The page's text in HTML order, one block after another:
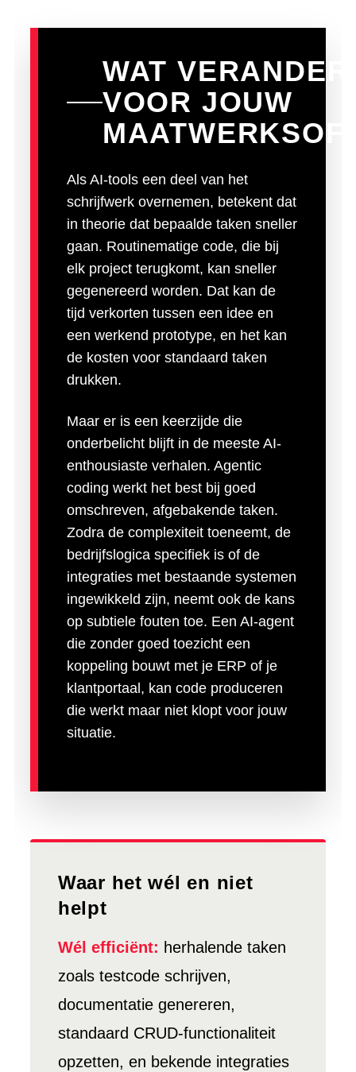
WAT
VOOR JOUW
Als AI-tools een deel van het
schrijfwerk overnemen, betekent dat
in theorie dat bepaalde taken sneller
gaan. Routinematige code, die bij
elk project terugkomt, kan sneller
gegenereerd worden. Dat kan de
tijd verkorten tussen een idee en
een werkend prototype, en het kan
de kosten voor standaard taken
drukken.
Maar er is een keerzijde die
onderbelicht blijft in de meeste AI-
enthousiaste verhalen. Agentic
coding werkt het best bij goed
omschreven, afgebakende taken.
Zodra de complexiteit toeneemt, de
bedrijfslogica specifiek is of de
integraties met bestaande systemen
ingewikkeld zijn, neemt ook de kans
op subtiele fouten toe. Een AI-agent
die zonder goed toezicht een
koppeling bouwt met je ERP of je
klantportaal, kan code produceren
die werkt maar niet klopt voor jouw
situatie.
Waar het wél en niet
helpt
Wél efficiënt: herhalende taken
zoals testcode schrijven,
documentatie genereren,
standaard CRUD-functionaliteit
opzetten, en bekende integraties